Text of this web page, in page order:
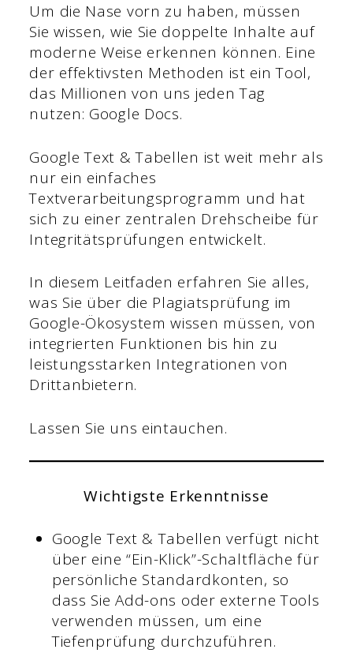
Um die Nase vorn zu haben, müssen
Sie wissen, wie Sie doppelte Inhalte auf
moderne Weise erkennen können. Eine
der effektivsten Methoden ist ein Tool,
das Millionen von uns jeden Tag
nutzen: Google Docs.
Google Text & Tabellen ist weit mehr als
nur ein einfaches
Textverarbeitungsprogramm und hat
sich zu einer zentralen Drehscheibe für
Integritätsprüfungen entwickelt.
In diesem Leitfaden erfahren Sie alles,
was Sie über die Plagiatsprüfung im
Google-Ökosystem wissen müssen, von
integrierten Funktionen bis hin zu
leistungsstarken Integrationen von
Drittanbietern.
Lassen Sie uns eintauchen.
Wichtigste Erkenntnisse
Google Text & Tabellen verfügt nicht
über eine “Ein-Klick”-Schaltfläche für
persönliche Standardkonten, so
dass Sie Add-ons oder externe Tools
verwenden müssen, um eine
Tiefenprüfung durchzuführen.